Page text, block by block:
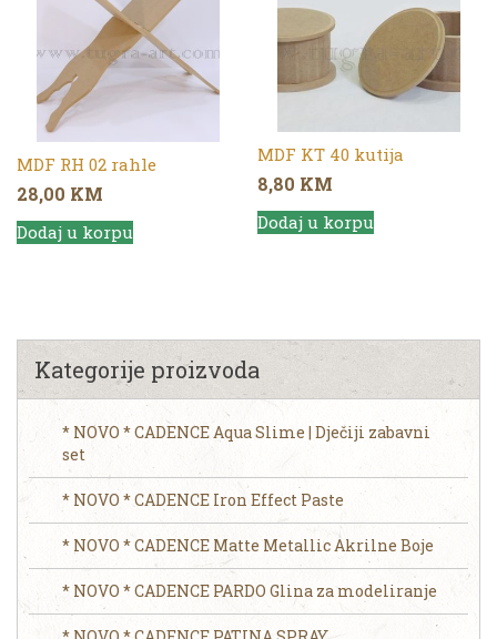
MDF RH 02 rahle
28,00 KM
Dodaj u korpu
MDF KT 40 kutija
8,80 KM
Dodaj u korpu
Kategorije proizvoda
* NOVO * CADENCE Aqua Slime | Dječiji zabavni
set
* NOVO * CADENCE Iron Effect Paste
* NOVO * CADENCE Matte Metallic Akrilne Boje
* NOVO * CADENCE PARDO Glina za modeliranje